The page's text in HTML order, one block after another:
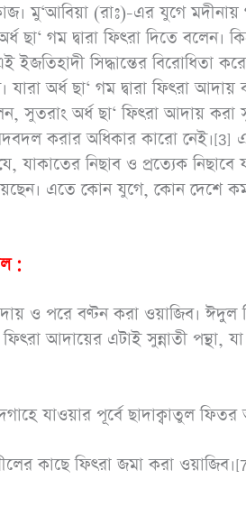
মু‘আবিয়া (রাঃ)-এর যুগে
ছা‘ গম দ্বারা ফিৎরা দিতে বলেন।
সিদ্ধান্তের বিরোধিতা
অর্ধ ছা‘ গম দ্বারা ফিৎরা
সুতরাং অর্ধ ছা‘ ফিৎরা আদায় করা
করার অধিকার কারো
নিছাব ও প্রত্যেক নিছাবে
এতে কোন যুগে, কোন
:
ও পরে বণ্টন করা ওয়াজিব। ঈদুল
আদায়ের এটাই সুন্নাতী পন্থা,
যাওয়ার পূর্বে ছাদাক্বাতুল ফিতর
কাছে ফিৎরা জমা করা